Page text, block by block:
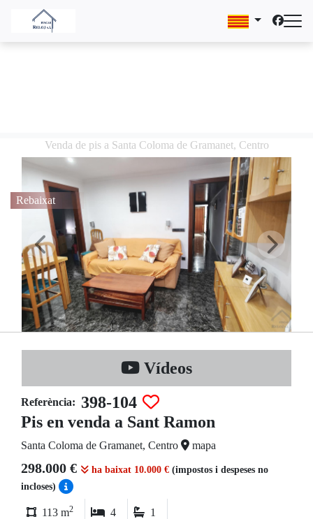
Venda de pis a Santa Coloma de Gramanet, Centro
Rebaixat
Vídeos
Referència: 398-104
Pis en venda a Sant Ramon
Santa Coloma de Gramanet, Centro mapa
298.000 € ha baixat 10.000 € (impostos i despeses no
incloses)
113 m2 4 1